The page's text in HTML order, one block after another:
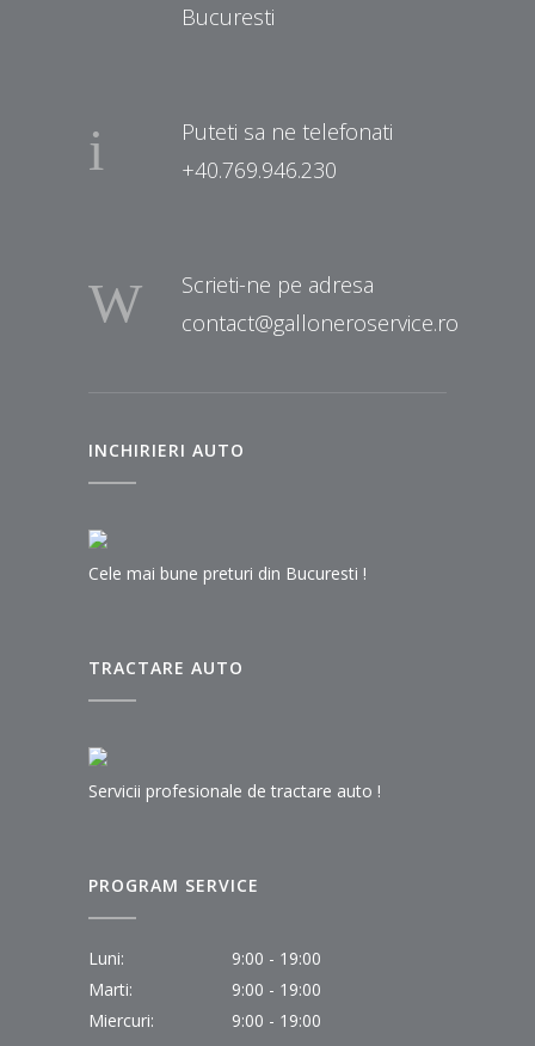
Bucuresti
Puteti sa ne telefonati
+40.769.946.230
Scrieti-ne pe adresa
contact@galloneroservice.ro
INCHIRIERI AUTO
Cele mai bune preturi din Bucuresti !
TRACTARE AUTO
Servicii profesionale de tractare auto !
PROGRAM SERVICE
Luni:
9:00 - 19:00
Marti:
9:00 - 19:00
Miercuri:
9:00 - 19:00